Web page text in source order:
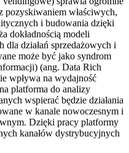
pozyskiwaniem właściwych,
i budowania dzięki
dokładnością modeli
działań sprzedażowych i
może być jako syndrom
(ang. Data Rich
wpływa na wydajność
platforma do analizy
wspierać będzie działania
w kanale nowoczesnym i
Dzięki pracy platformy
kanałów dystrybucyjnych